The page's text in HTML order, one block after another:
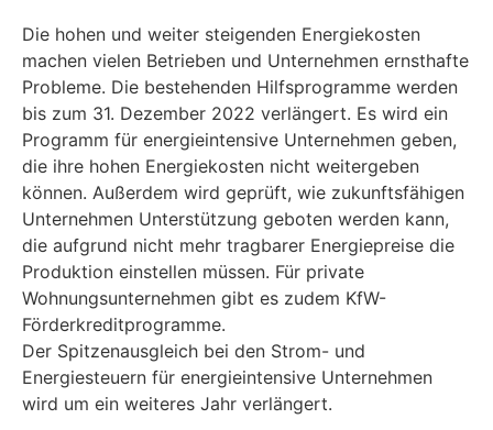
Die hohen und weiter steigenden Energiekosten
machen vielen Betrieben und Unternehmen ernsthafte
Probleme. Die bestehenden Hilfsprogramme werden
bis zum 31. Dezember 2022 verlängert. Es wird ein
Programm für energieintensive Unternehmen geben,
die ihre hohen Energiekosten nicht weitergeben
können. Außerdem wird geprüft, wie zukunftsfähigen
Unternehmen Unterstützung geboten werden kann,
die aufgrund nicht mehr tragbarer Energiepreise die
Produktion einstellen müssen. Für private
Wohnungsunternehmen gibt es zudem KfW-
Förderkreditprogramme.
Der Spitzenausgleich bei den Strom- und
Energiesteuern für energieintensive Unternehmen
wird um ein weiteres Jahr verlängert.